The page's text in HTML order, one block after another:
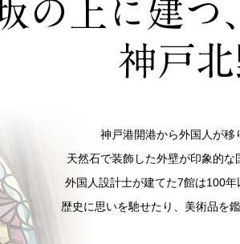
神戸港開港から外国人が移
天然石で装飾した外壁が印象的な
外国人設計士が建てた7館は100年
歴史に思いを馳せたり、美術品を